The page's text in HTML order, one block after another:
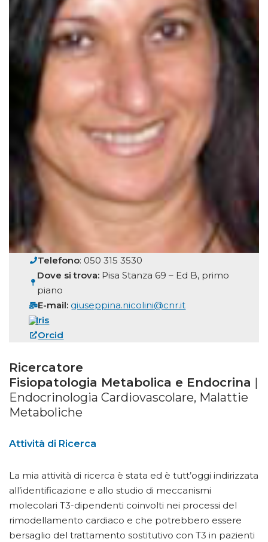
Telefono: 050 315 3530
Dove si trova:Pisa Stanza 69 – Ed B, primo
piano
E-mail: giuseppina.nicolini@cnr.it
Iris
Orcid
Ricercatore
Fisiopatologia Metabolica e Endocrina |
Endocrinologia Cardiovascolare, Malattie
Metaboliche
Attività di Ricerca
La mia attività di ricerca è stata ed è tutt’oggi indirizzata
all’identificazione e allo studio di meccanismi
molecolari T3-dipendenti coinvolti nei processi del
rimodellamento cardiaco e che potrebbero essere
bersaglio del trattamento sostitutivo con T3 in pazienti